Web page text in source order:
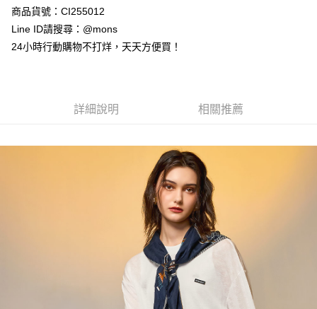
台新國際商業銀行
台灣樂天信用卡公司
元大商業銀行
玉山商業銀行
台灣樂天信用卡公司
悠遊付
AFTEE先享後付是「在收到商品之後才付款」的支付方式。 讓您購物簡單
２．便利：只要手機號碼，簡訊認證，即可結帳。
３．安心：先確認商品／服務後，再付款。
【「AFTEE先享後付」結帳流程】
１．於結帳方式選擇「AFTEE先享後付」後，將跳轉至「AFTEE先享後付」
結帳頁面，進行簡訊認證並確認金額後，即可完成結帳。
２．訂單成立數日內，您將收到繳費通知簡訊。
３．收到繳費通知簡訊後14天內，點擊此簡訊中的連結，可透過四大超商／
ATM／網路銀行／等多元方式進行付款，方視為交易完成。
※ 請注意：結帳手續完成當下不需立刻繳費，但若您需要取消訂單，請聯絡
購買商品的店家。未經商家同意取消之訂單仍視為有效，需透過AFTEE先享
※ 交易是否成功請以「AFTEE先享後付 」之結帳頁面顯示為準，若有關於
每筆NT$80，滿NT$1,000(含以上)免運費
每筆NT$80，滿NT$1,000(含以上)免運費
每筆NT$80，滿NT$1,000(含以上)免運費
商品貨號：CI255012
Line ID請搜尋：@mons
24小時行動購物不打烊，天天方便買！
詳細說明 相關推薦